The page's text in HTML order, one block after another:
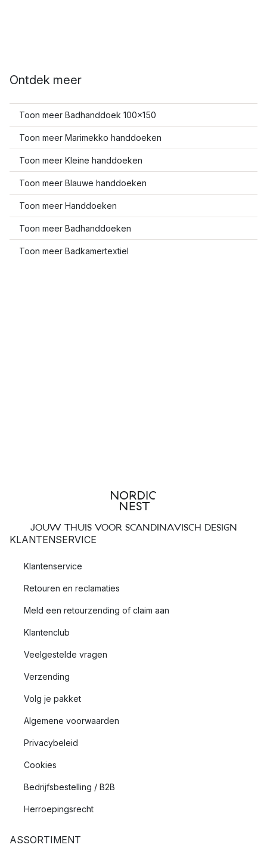
Ontdek meer
Toon meer Badhanddoek 100x150
Toon meer Marimekko handdoeken
Toon meer Kleine handdoeken
Toon meer Blauwe handdoeken
Toon meer Handdoeken
Toon meer Badhanddoeken
Toon meer Badkamertextiel
JOUW THUIS VOOR SCANDINAVISCH DESIGN
KLANTENSERVICE
Klantenservice
Retouren en reclamaties
Meld een retourzending of claim aan
Klantenclub
Veelgestelde vragen
Verzending
Volg je pakket
Algemene voorwaarden
Privacybeleid
Cookies
Bedrijfsbestelling / B2B
Herroepingsrecht
ASSORTIMENT